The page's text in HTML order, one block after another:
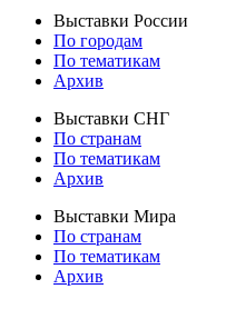
Выставки России
По городам
По тематикам
Архив
Выставки СНГ
По странам
По тематикам
Архив
Выставки Мира
По странам
По тематикам
Архив